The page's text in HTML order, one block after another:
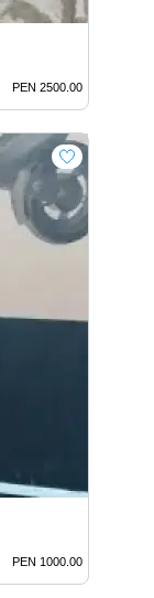
PEN 2500.00
PEN 1000.00